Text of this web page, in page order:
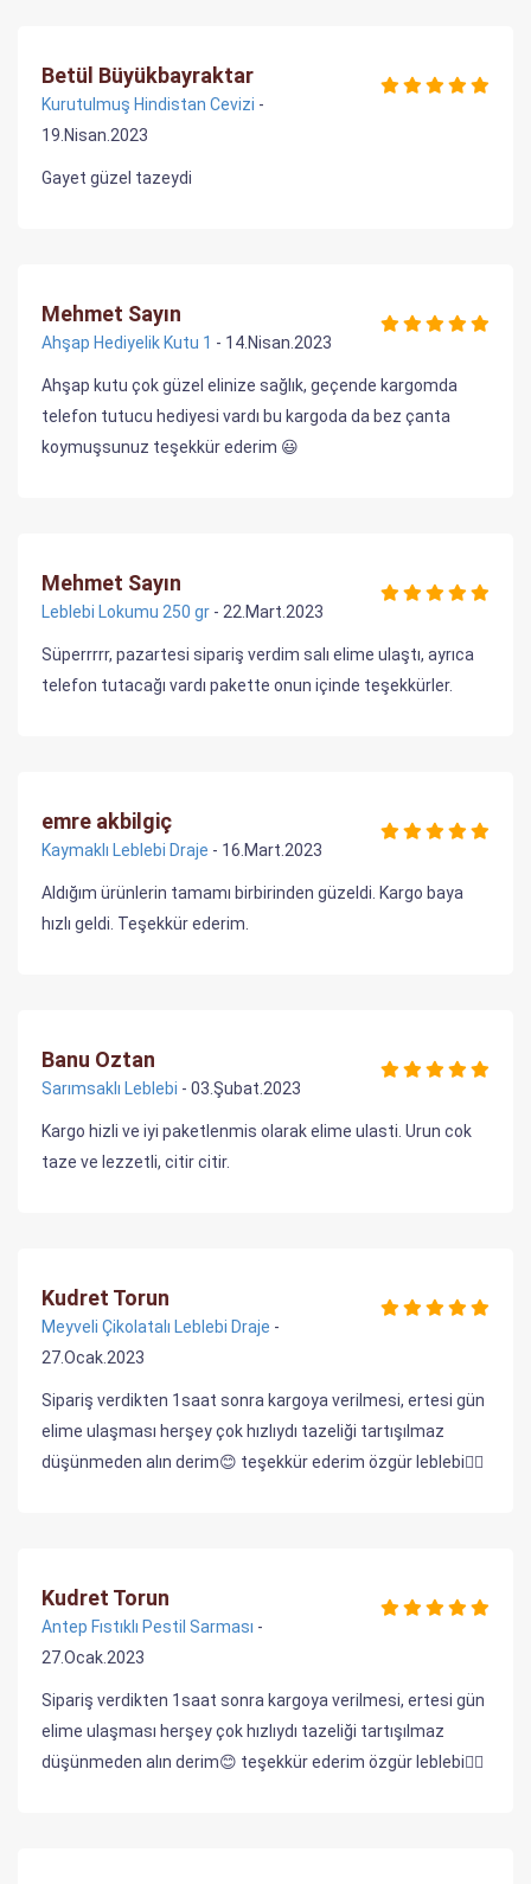
Betül Büyükbayraktar
Kurutulmuş Hindistan Cevizi -
19.Nisan.2023
Gayet güzel tazeydi
Mehmet Sayın
Ahşap Hediyelik Kutu 1 - 14.Nisan.2023
Ahşap kutu çok güzel elinize sağlık, geçende kargomda
telefon tutucu hediyesi vardı bu kargoda da bez çanta
koymuşsunuz teşekkür ederim 😃
Mehmet Sayın
Leblebi Lokumu 250 gr - 22.Mart.2023
Süperrrrr, pazartesi sipariş verdim salı elime ulaştı, ayrıca
telefon tutacağı vardı pakette onun içinde teşekkürler.
emre akbilgiç
Kaymaklı Leblebi Draje - 16.Mart.2023
Aldığım ürünlerin tamamı birbirinden güzeldi. Kargo baya
hızlı geldi. Teşekkür ederim.
Banu Oztan
Sarımsaklı Leblebi - 03.Şubat.2023
Kargo hizli ve iyi paketlenmis olarak elime ulasti. Urun cok
taze ve lezzetli, citir citir.
Kudret Torun
Meyveli Çikolatalı Leblebi Draje -
27.Ocak.2023
Sipariş verdikten 1saat sonra kargoya verilmesi, ertesi gün
elime ulaşması herşey çok hızlıydı tazeliği tartışılmaz
düşünmeden alın derim😊 teşekkür ederim özgür leblebi🙋‍♀️
Kudret Torun
Antep Fıstıklı Pestil Sarması -
27.Ocak.2023
Sipariş verdikten 1saat sonra kargoya verilmesi, ertesi gün
elime ulaşması herşey çok hızlıydı tazeliği tartışılmaz
düşünmeden alın derim😊 teşekkür ederim özgür leblebi🙋‍♀️